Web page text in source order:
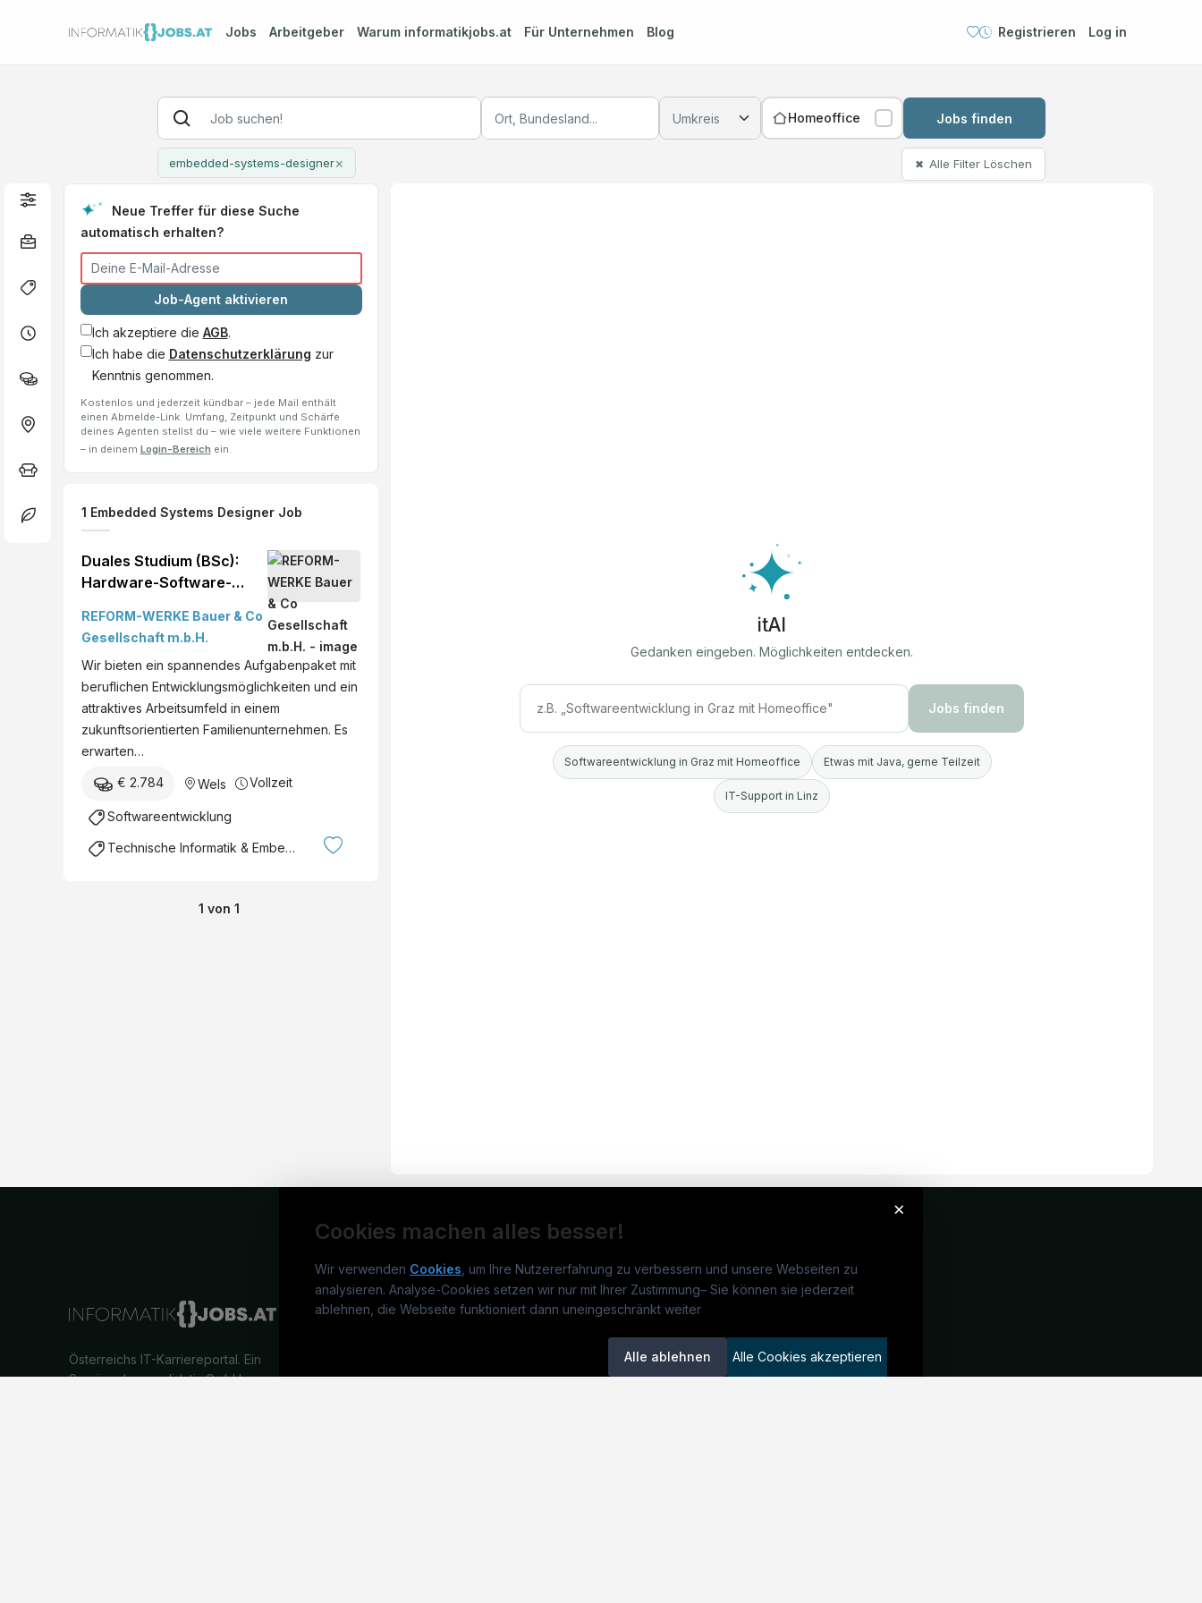
Jobs Arbeitgeber Warum informatikjobs.at Für Unternehmen Blog Registrieren Log in
Homeoffice Jobs finden
embedded-systems-designer× ✖ Alle Filter Löschen
Neue Treffer für diese Suche
automatisch erhalten?
Job-Agent aktivieren
Ich akzeptiere die AGB.
Ich habe die Datenschutzerklärung zur
Kenntnis genommen.
Kostenlos und jederzeit kündbar – jede Mail enthält
einen Abmelde-Link. Umfang, Zeitpunkt und Schärfe
deines Agenten stellst du – wie viele weitere Funktionen
– in deinem Login-Bereich ein.
1 Embedded Systems Designer Job
Duales Studium (BSc):
Hardware-Software-
Hagenberg, Wels,
Österreich
REFORM-WERKE Bauer & Co
Gesellschaft m.b.H.
Wir bieten ein spannendes Aufgabenpaket mit
beruflichen Entwicklungsmöglichkeiten und ein
attraktives Arbeitsumfeld in einem
zukunftsorientierten Familienunternehmen. Es
erwarten…
€ 2.784 Wels Vollzeit
Softwareentwicklung
Technische Informatik & Embedded Systems
1 von 1
itAI
Gedanken eingeben. Möglichkeiten entdecken.
Jobs finden
Softwareentwicklung in Graz mit Homeoffice Etwas mit Java, gerne Teilzeit
IT-Support in Linz
×
Cookies machen alles besser!
Wir verwenden Cookies , um Ihre Nutzererfahrung zu verbessern und unsere Webseiten zu
analysieren. Analyse-Cookies setzen wir nur mit Ihrer Zustimmung– Sie können sie jederzeit
ablehnen, die Webseite funktioniert dann uneingeschränkt weiter
Alle ablehnen Alle Cookies akzeptieren
Österreichs IT-Karriereportal. Ein
Service der candidatis GmbH.
informatikjobs.at Jobs
Jobkategorien Kandidaten finden